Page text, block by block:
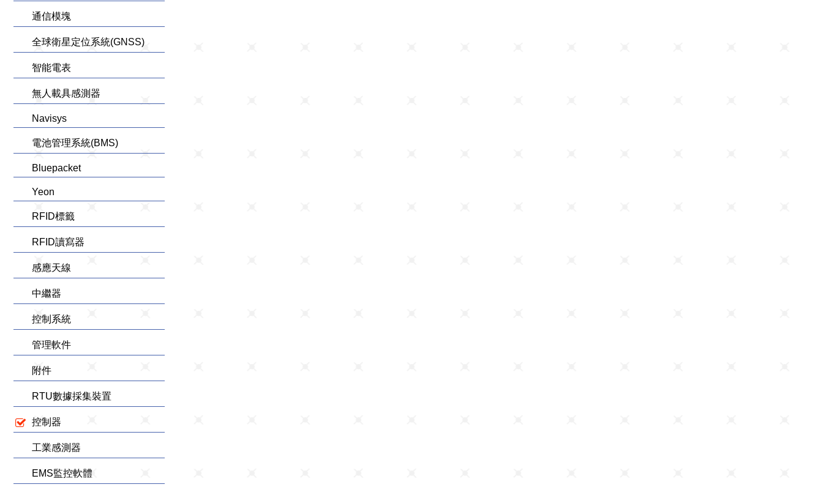
通信模塊
全球衛星定位系統(GNSS)
智能電表
無人載具感測器
Navisys
電池管理系統(BMS)
Bluepacket
Yeon
RFID標籤
RFID讀寫器
感應天線
中繼器
控制系統
管理軟件
附件
RTU數據採集裝置
控制器
工業感測器
EMS監控軟體